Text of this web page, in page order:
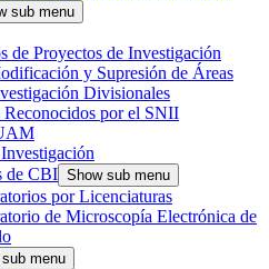
sub menu
de Proyectos de Investigación
y Supresión de Áreas
Divisionales
Reconocidos por el SNII
de CBI Show sub menu
por Licenciaturas
de Microscopía Electrónica de
menu